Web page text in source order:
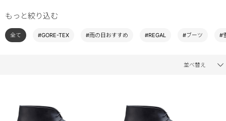
もっと絞り込む
全て #GORE-TEX #雨の日おすすめ #REGAL #ブーツ #
並べ替え